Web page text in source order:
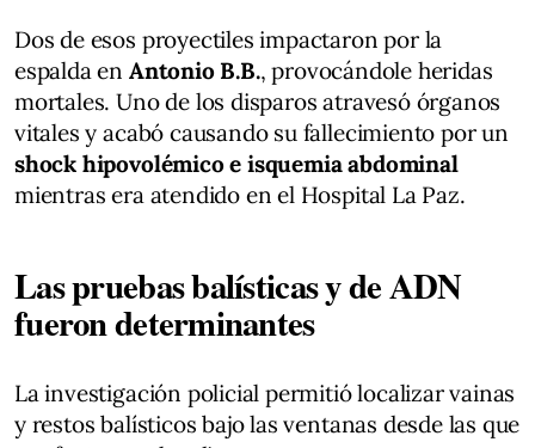
Dos de esos proyectiles impactaron por la
espalda en Antonio B.B., provocándole heridas
mortales. Uno de los disparos atravesó órganos
vitales y acabó causando su fallecimiento por un
shock hipovolémico e isquemia abdominal
mientras era atendido en el Hospital La Paz.
Las pruebas balísticas y de ADN
fueron determinantes
La investigación policial permitió localizar vainas
y restos balísticos bajo las ventanas desde las que